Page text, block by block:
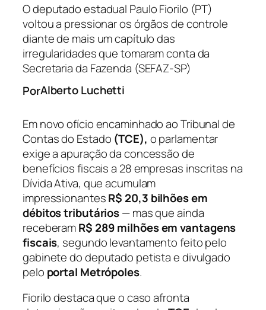
O deputado estadual Paulo Fiorilo (PT)
voltou a pressionar os órgãos de controle
diante de mais um capítulo das
irregularidades que tomaram conta da
Secretaria da Fazenda (SEFAZ-SP)
PorAlberto Luchetti
Em novo ofício encaminhado ao Tribunal de
Contas do Estado (TCE), o parlamentar
exige a apuração da concessão de
benefícios fiscais a 28 empresas inscritas na
Dívida Ativa, que acumulam
impressionantesR$ 20,3 bilhões em
débitos tributários— mas que ainda
receberamR$ 289 milhões em vantagens
fiscais, segundo levantamento feito pelo
gabinete do deputado petista e divulgado
pelo portal Metrópoles.
Fiorilo destaca que o caso afronta